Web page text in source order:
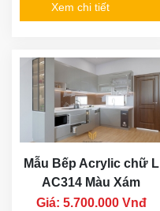
Xem chi tiết
Mẫu Bếp Acrylic chữ L
AC314 Màu Xám
Giá: 5.700.000 Vnđ